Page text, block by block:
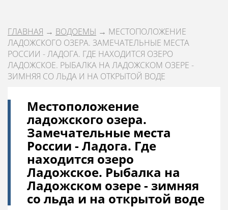
ГЛАВНАЯ → ВОДОЕМЫ → МЕСТОПОЛОЖЕНИЕ
ЛАДОЖСКОГО ОЗЕРА. ЗАМЕЧАТЕЛЬНЫЕ МЕСТА
РОССИИ - ЛАДОГА. ГДЕ НАХОДИТСЯ ОЗЕРО
ЛАДОЖСКОЕ. РЫБАЛКА НА ЛАДОЖСКОМ ОЗЕРЕ -
ЗИМНЯЯ СО ЛЬДА И НА ОТКРЫТОЙ ВОДЕ
Местоположение
ладожского озера.
Замечательные места
России - Ладога. Где
находится озеро
Ладожское. Рыбалка на
Ладожском озере - зимняя
со льда и на открытой воде